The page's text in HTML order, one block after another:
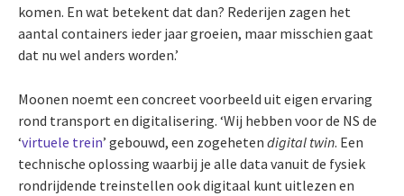
komen. En wat betekent dat dan? Rederijen zagen het
aantal containers ieder jaar groeien, maar misschien gaat
dat nu wel anders worden.’
Moonen noemt een concreet voorbeeld uit eigen ervaring
rond transport en digitalisering. ‘Wij hebben voor de NS de
‘virtuele trein’ gebouwd, een zogeheten digital twin. Een
technische oplossing waarbij je alle data vanuit de fysiek
rondrijdende treinstellen ook digitaal kunt uitlezen en